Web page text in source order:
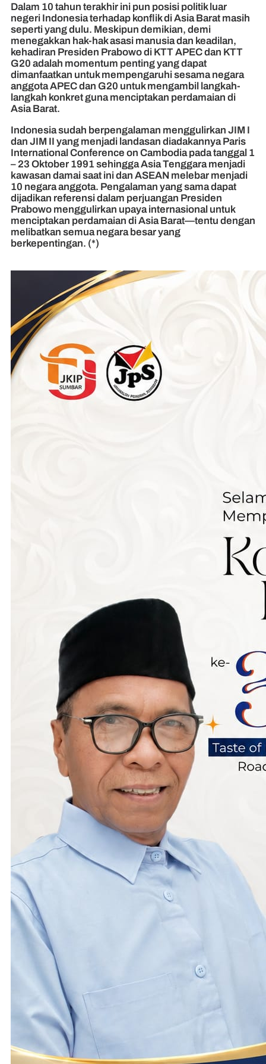
Dalam 10 tahun terakhir ini pun posisi politik luar
negeri Indonesia terhadap konflik di Asia Barat masih
seperti yang dulu. Meskipun demikian, demi
menegakkan hak-hak asasi manusia dan keadilan,
kehadiran Presiden Prabowo di KTT APEC dan KTT
G20 adalah momentum penting yang dapat
dimanfaatkan untuk mempengaruhi sesama negara
anggota APEC dan G20 untuk mengambil langkah-
langkah konkret guna menciptakan perdamaian di
Asia Barat.
Indonesia sudah berpengalaman menggulirkan JIM I
dan JIM II yang menjadi landasan diadakannya Paris
International Conference on Cambodia pada tanggal 1
– 23 Oktober 1991 sehingga Asia Tenggara menjadi
kawasan damai saat ini dan ASEAN melebar menjadi
10 negara anggota. Pengalaman yang sama dapat
dijadikan referensi dalam perjuangan Presiden
Prabowo menggulirkan upaya internasional untuk
menciptakan perdamaian di Asia Barat—tentu dengan
melibatkan semua negara besar yang
berkepentingan. (*)